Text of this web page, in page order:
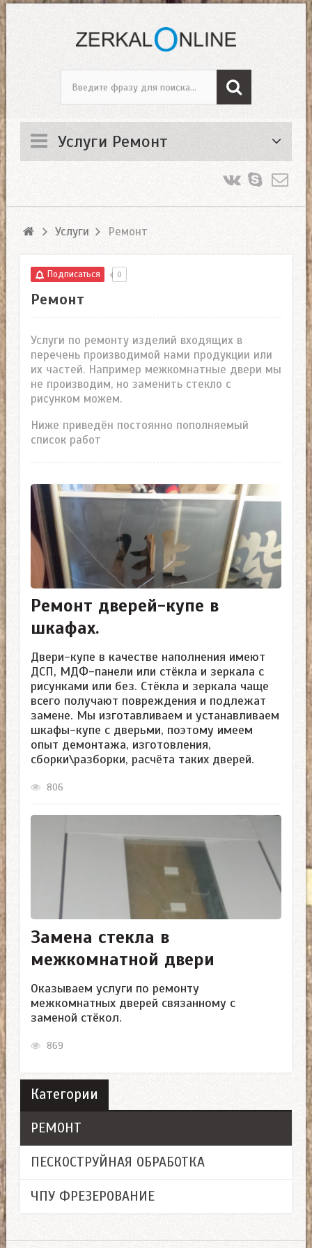
Услуги Ремонт
Услуги Ремонт
Подписаться 0
Ремонт
Услуги по ремонту изделий входящих в
перечень производимой нами продукции или
их частей. Например межкомнатные двери мы
не производим, но заменить стекло с
рисунком можем.
Ниже приведён постоянно пополняемый
список работ
Ремонт дверей-купе в
шкафах.
Двери-купе в качестве наполнения имеют
ДСП, МДФ-панели или стёкла и зеркала с
рисунками или без. Стёкла и зеркала чаще
всего получают повреждения и подлежат
замене. Мы изготавливаем и устанавливаем
шкафы-купе с дверьми, поэтому имеем
опыт демонтажа, изготовления,
сборки\разборки, расчёта таких дверей.
806
Замена стекла в
межкомнатной двери
Оказываем услуги по ремонту
межкомнатных дверей связанному с
заменой стёкол.
869
Категории
РЕМОНТ
ПЕСКОСТРУЙНАЯ ОБРАБОТКА
ЧПУ ФРЕЗЕРОВАНИЕ